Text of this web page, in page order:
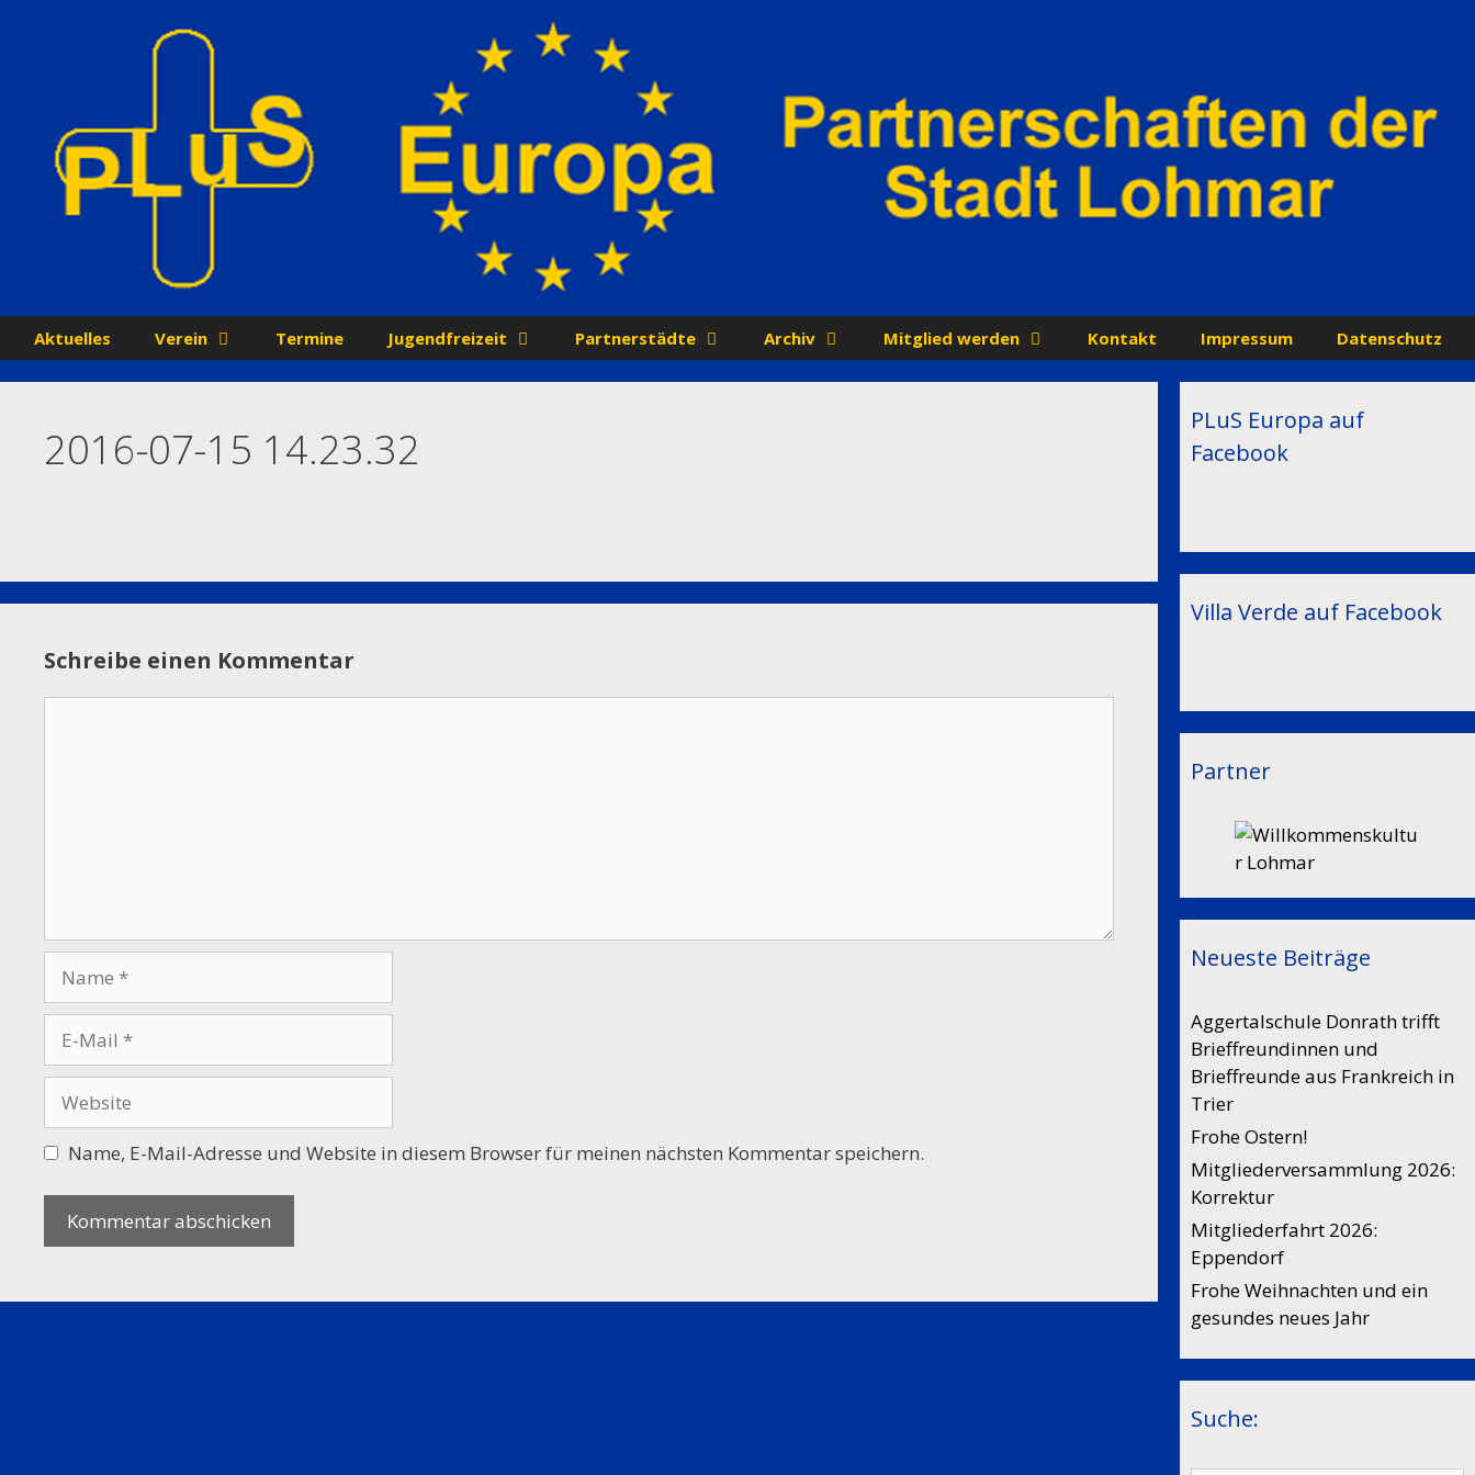
Aktuelles Verein Termine Jugendfreizeit Partnerstädte Archiv Mitglied werden Kontakt Impressum Datenschutz
2016-07-15 14.23.32
Schreibe einen Kommentar
Mail
Name, E-Mail-Adresse und Website in diesem Browser für meinen nächsten Kommentar speichern.
PLuS Europa auf
Facebook
Villa Verde auf Facebook
Partner
Neueste Beiträge
Aggertalschule Donrath trifft
Brieffreundinnen und
Brieffreunde aus Frankreich in
Trier
Frohe Ostern!
Mitgliederversammlung 2026:
Korrektur
Mitgliederfahrt 2026:
Eppendorf
Frohe Weihnachten und ein
gesundes neues Jahr
Suche: